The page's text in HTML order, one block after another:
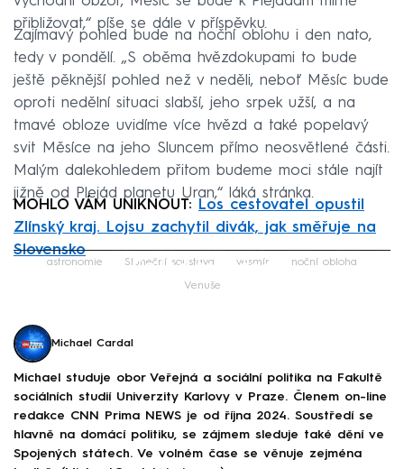
přibližovat,“ píše se dále v příspěvku.
Zajímavý pohled bude na noční oblohu i den nato,
tedy v pondělí. „S oběma hvězdokupami to bude
ještě pěknější pohled než v neděli, neboť Měsíc bude
oproti nedělní situaci slabší, jeho srpek užší, a na
tmavé obloze uvidíme více hvězd a také popelavý
svit Měsíce na jeho Sluncem přímo neosvětlené části.
Malým dalekohledem přitom budeme moci stále najít
jižně od Plejád planetu Uran,“ láká stránka.
MOHLO VÁM UNIKNOUT:
Los cestovatel opustil
Zlínský kraj. Lojsu zachytil divák, jak směřuje na
Slovensko
Failed to fetch
astronomie Sluneční soustava vesmír noční obloha
Venuše
Michael Cardal
Michael studuje obor Veřejná a sociální politika na Fakultě
sociálních studií Univerzity Karlovy v Praze. Členem on-line
redakce CNN Prima NEWS je od října 2024. Soustředí se
hlavně na domácí politiku, se zájmem sleduje také dění ve
Spojených státech. Ve volném čase se věnuje zejména